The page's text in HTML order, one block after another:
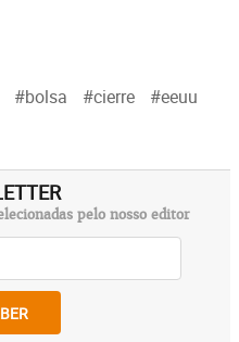
#bolsa #cierre #eeuu
pelo nosso editor